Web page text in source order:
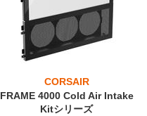
CORSAIR
FRAME 4000 Cold Air Intake
Kitシリーズ